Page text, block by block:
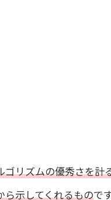
ゴリズムの優秀さを計
ら示してくれるもので